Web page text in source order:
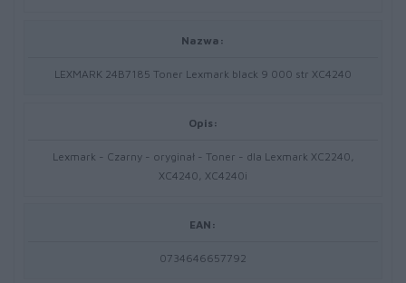
Nazwa:
LEXMARK 24B7185 Toner Lexmark black 9 000 str XC4240
Opis:
Lexmark - Czarny - oryginał - Toner - dla Lexmark XC2240,
XC4240, XC4240i
EAN:
0734646657792